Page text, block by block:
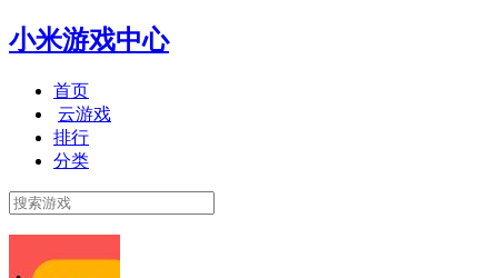
小米游戏中心
首页
云游戏
排行
分类